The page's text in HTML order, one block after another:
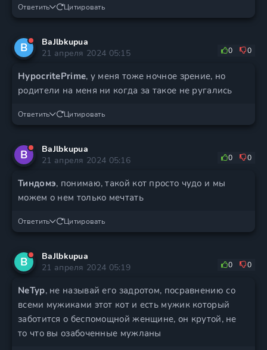
Ответить Цитировать
B
BaJlbkupua
21 апреля 2024 05:15
0 0
HypocritePrime, у меня тоже ночное зрение, но
родители на меня ни когда за такое не ругались
Ответить Цитировать
B
BaJlbkupua
21 апреля 2024 05:16
0 0
Тиндомэ, понимаю, такой кот просто чудо и мы
можем о нем только мечтать
Ответить Цитировать
B
BaJlbkupua
21 апреля 2024 05:19
0 0
NeTyp, не называй его задротом, посравнению со
всеми мужиками этот кот и есть мужик который
заботится о беспомощной женщине, он крутой, не
то что вы озабоченные мужланы